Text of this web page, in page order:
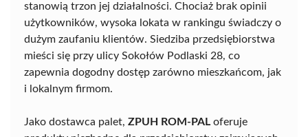
stanowią trzon jej działalności. Chociaż brak opinii
użytkowników, wysoka lokata w rankingu świadczy o
dużym zaufaniu klientów. Siedziba przedsiębiorstwa
mieści się przy ulicy Sokołów Podlaski 28, co
zapewnia dogodny dostęp zarówno mieszkańcom, jak
i lokalnym firmom.
Jako dostawca palet, ZPUH ROM-PAL oferuje